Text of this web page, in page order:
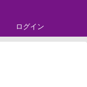
ログイン